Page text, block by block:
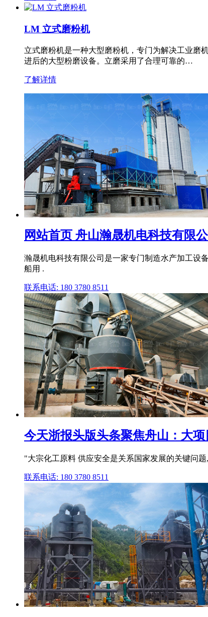
LM 立式磨粉机
立式磨粉机是一种大型磨粉机，专门为解决工业磨
进后的大型粉磨设备。立磨采用了合理可靠的…
了解详情
网站首页 舟山瀚晟机电科技有限公
瀚晟机电科技有限公司是一家专门制造水产加工设
船用 .
联系电话: 180 3780 8511
今天浙报头版头条聚焦舟山：大
"大宗化工原料 供应安全是关系国家发展的关键问
联系电话: 180 3780 8511